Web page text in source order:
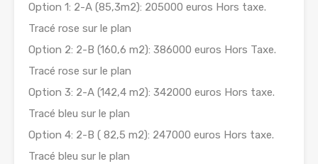
Option 1: 2-A (85,3m2): 205000 euros Hors taxe.
Tracé rose sur le plan
Option 2: 2-B (160,6 m2): 386000 euros Hors Taxe.
Tracé rose sur le plan
Option 3: 2-A (142,4 m2): 342000 euros Hors taxe.
Tracé bleu sur le plan
Option 4: 2-B ( 82,5 m2): 247000 euros Hors taxe.
Tracé bleu sur le plan